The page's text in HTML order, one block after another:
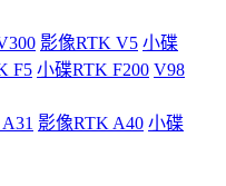
影像RTK V5 小碟
F5 小碟RTK F200 V98
影像RTK A40 小碟